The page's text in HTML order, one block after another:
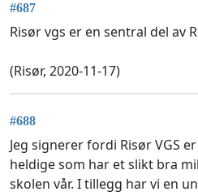
#687
Risør vgs er en sentral del av
(Risør, 2020-11-17)
#688
Jeg signerer fordi Risør VGS
heldige som har et slikt bra
skolen vår. I tillegg har vi en